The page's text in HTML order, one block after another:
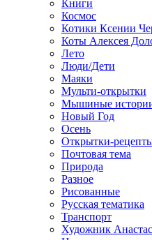
Книги
Космос
Котики Ксении
Коты Алексея
Лето
Люди/Дети
Маяки
Мульти-открытки
Мышиные
Новый Год
Осень
Открытки-
Почтовая тема
Природа
Разное
Рисованные
Русская тематика
Транспорт
Художник